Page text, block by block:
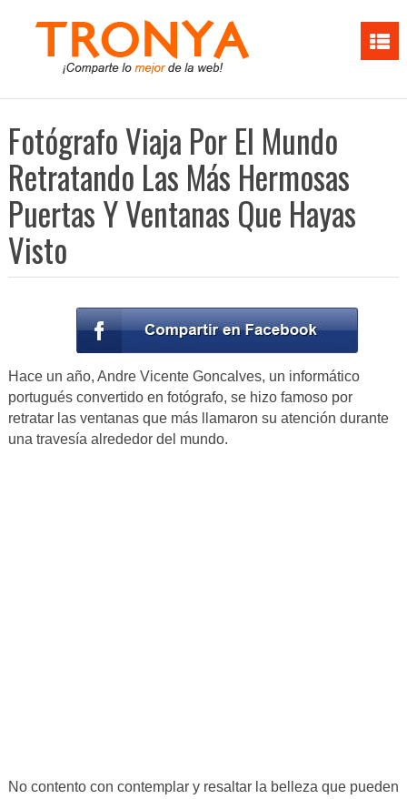
Fotógrafo Viaja Por El Mundo
Retratando Las Más Hermosas
Puertas Y Ventanas Que Hayas
Visto
Hace un año, Andre Vicente Goncalves, un informático
portugués convertido en fotógrafo, se hizo famoso por
retratar las ventanas que más llamaron su atención durante
una travesía alrededor del mundo.
No contento con contemplar y resaltar la belleza que pueden